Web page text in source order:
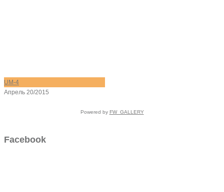
UM-4
Апрель 20/2015
Powered by FW_GALLERY
Facebook